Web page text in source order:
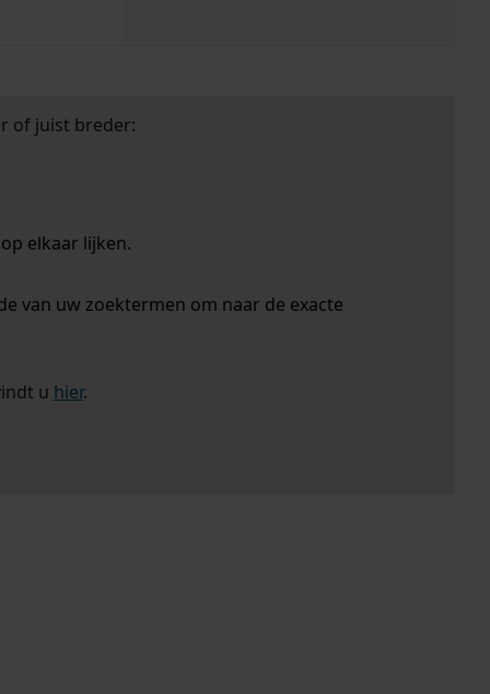
of juist breder:
elkaar lijken.
van uw zoektermen om naar de exacte
u hier.